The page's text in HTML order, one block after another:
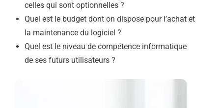
celles qui sont optionnelles ?
Quel est le budget dont on dispose pour l’achat et
la maintenance du logiciel ?
Quel est le niveau de compétence informatique
de ses futurs utilisateurs ?